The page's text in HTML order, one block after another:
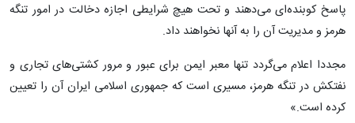
پاسخ کوبنده‌ای می‌دهند و تحت هیچ شرایطی اجازه دخالت در امور تنگه
هرمز و مدیریت آن را به آنها نخواهند داد.
مجددا اعلام می‌گردد تنها معبر ایمن برای عبور و مرور کشتی‌های تجاری و
نفتکش در تنگه هرمز، مسیری است که جمهوری اسلامی ایران آن را تعیین
کرده است.»